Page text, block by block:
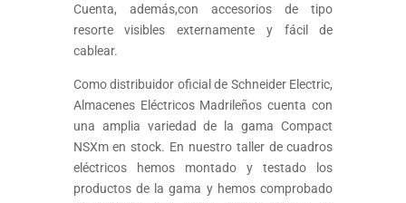
Cuenta, además,con accesorios de tipo
resorte visibles externamente y fácil de
cablear.
Como distribuidor oficial de Schneider Electric,
Almacenes Eléctricos Madrileños cuenta con
una amplia variedad de la gama Compact
NSXm en stock. En nuestro taller de cuadros
eléctricos hemos montado y testado los
productos de la gama y hemos comprobado